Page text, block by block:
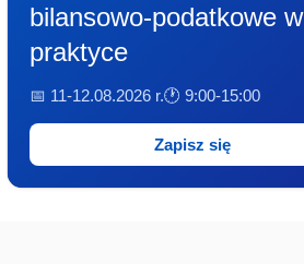
bilansowo-podatkowe w
praktyce
📅 11-12.08.2026 r.🕐 9:00-15:00
Zapisz się